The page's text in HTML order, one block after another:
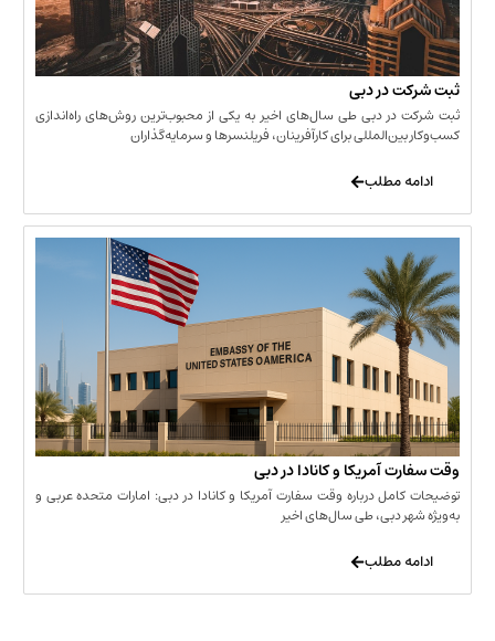
در دبی
دبی طی سال‌های اخیر به یکی از محبوب‌ترین روش‌های راه‌اندازی
برای کارآفرینان، فریلنسرها و سرمایه‌گذاران
آمریکا و کانادا در دبی
درباره وقت سفارت آمریکا و کانادا در دبی: امارات متحده عربی و
دبی، طی سال‌های اخیر